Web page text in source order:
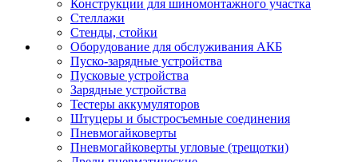
Конструкции для шиномонтажного участка
Стеллажи
Стенды, стойки
Оборудование для обслуживания АКБ
Пуско-зарядные устройства
Пусковые устройства
Зарядные устройства
Тестеры аккумуляторов
Штуцеры и быстросъемные соединения
Пневмогайковерты
Пневмогайковерты угловые (трещотки)